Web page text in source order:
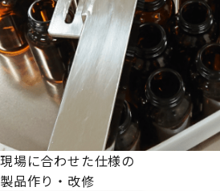
現場に合わせた仕様の
製品作り・改修